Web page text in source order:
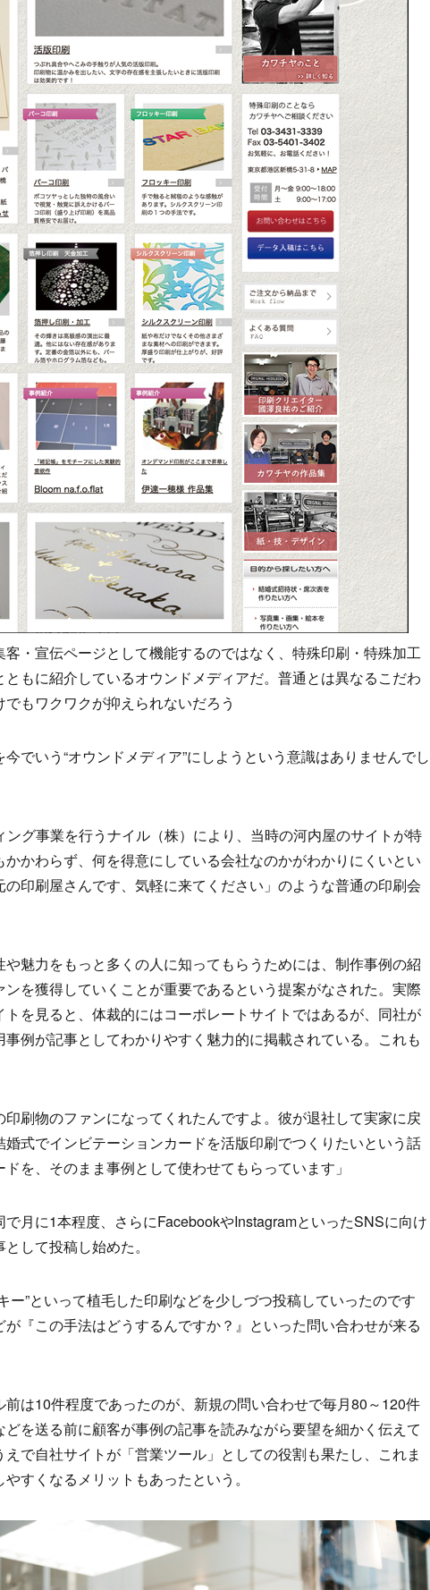
・宣伝ページとして機能するのではなく、特殊印刷・特殊加工
もに紹介しているオウンドメディアだ。普通とは異なるこだわ
もワクワクが抑えられないだろう
でいう“オウンドメディア”にしようという意識はありませんでし
グ事業を行うナイル（株）により、当時の河内屋のサイトが特
かわらず、何を得意にしている会社なのかがわかりにくいとい
印刷屋さんです、気軽に来てください」のような普通の印刷会
魅力をもっと多くの人に知ってもらうためには、制作事例の紹
を獲得していくことが重要であるという提案がなされた。実際
を見ると、体裁的にはコーポレートサイトではあるが、同社が
例が記事としてわかりやすく魅力的に掲載されている。これも
印刷物のファンになってくれたんですよ。彼が退社して実家に戻
式でインビテーションカードを活版印刷でつくりたいという話
を、そのまま事例として使わせてもらっています」
月に1本程度、さらにFacebookやInstagramといったSNSに向け
して投稿し始めた。
ー”といって植毛した印刷などを少しづつ投稿していったのです
『この手法はどうするんですか？』といった問い合わせが来る
は10件程度であったのが、新規の問い合わせで毎月80～120件
を送る前に顧客が事例の記事を読みながら要望を細かく伝えて
で自社サイトが「営業ツール」としての役割も果たし、これま
すくなるメリットもあったという。